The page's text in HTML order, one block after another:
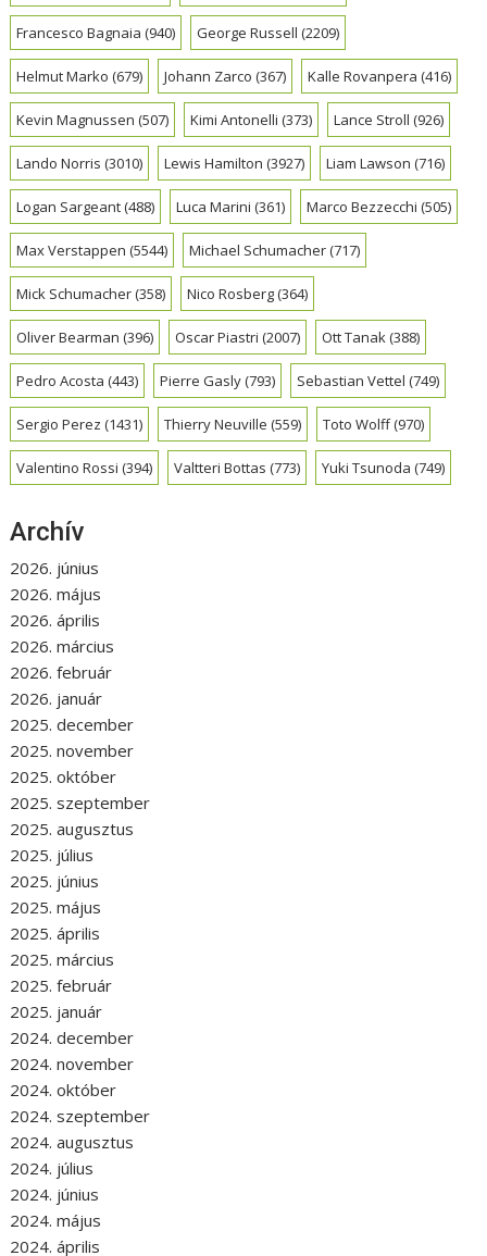
Francesco Bagnaia (940) George Russell (2209)
Helmut Marko (679) Johann Zarco (367) Kalle Rovanpera (416)
Kevin Magnussen (507) Kimi Antonelli (373) Lance Stroll (926)
Lando Norris (3010) Lewis Hamilton (3927) Liam Lawson (716)
Logan Sargeant(488) Luca Marini (361) Marco Bezzecchi (505)
Max Verstappen (5544) Michael Schumacher(717)
Mick Schumacher(358) Nico Rosberg(364)
Oliver Bearman (396) Oscar Piastri (2007) Ott Tanak(388)
Pedro Acosta (443) Pierre Gasly(793) Sebastian Vettel (749)
Sergio Perez (1431) Thierry Neuville (559) Toto Wolff(970)
Valentino Rossi (394) Valtteri Bottas (773) Yuki Tsunoda (749)
Archív
2026. június
2026. május
2026. április
2026. március
2026. február
2026. január
2025. december
2025. november
2025. október
2025. szeptember
2025. augusztus
2025. július
2025. június
2025. május
2025. április
2025. március
2025. február
2025. január
2024. december
2024. november
2024. október
2024. szeptember
2024. augusztus
2024. július
2024. június
2024. május
2024. április